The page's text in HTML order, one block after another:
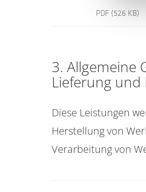
PDF (526 KB)
3. Allgemeine
Lieferung und
Diese Leistungen
Herstellung von
Verarbeitung von